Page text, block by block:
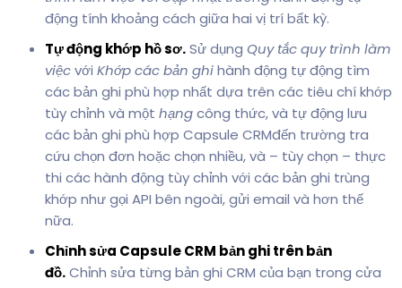
động tính khoảng cách giữa hai vị trí bất kỳ.
Tự động khớp hồ sơ.Sử dụng Quy tắc quy trình làm
việcvới Khớp các bản ghihành động tự động tìm
các bản ghi phù hợp nhất dựa trên các tiêu chí khớp
tùy chỉnh và một hạngcông thức, và tự động lưu
các bản ghi phù hợp Capsule CRMđến trường tra
cứu chọn đơn hoặc chọn nhiều, và – tùy chọn – thực
thi các hành động tùy chỉnh với các bản ghi trùng
khớp như gọi API bên ngoài, gửi email và hơn thế
nữa.
Chỉnh sửa Capsule CRM bản ghi trên bản
đồ.Chỉnh sửa từng bản ghi CRM của bạn trong cửa